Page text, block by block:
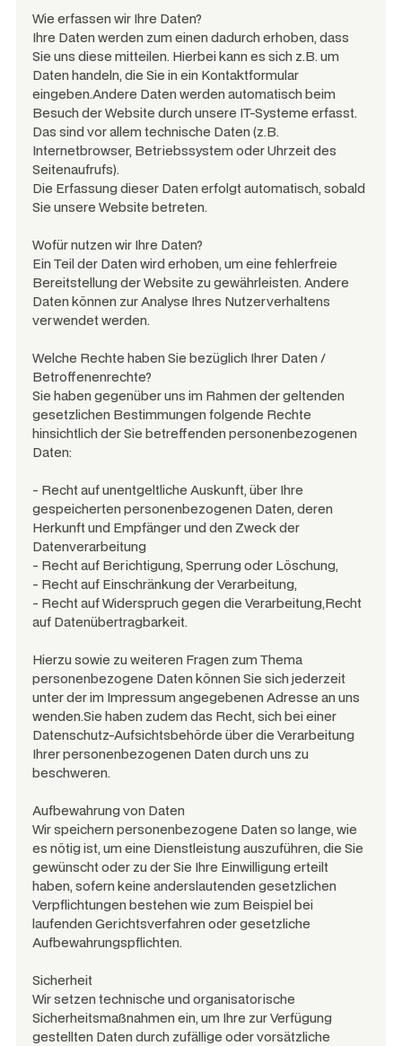
Wie erfassen wir Ihre Daten?
Ihre Daten werden zum einen dadurch erhoben, dass
Sie uns diese mitteilen. Hierbei kann es sich z.B. um
Daten handeln, die Sie in ein Kontaktformular
eingeben.Andere Daten werden automatisch beim
Besuch der Website durch unsere IT-Systeme erfasst.
Das sind vor allem technische Daten (z.B.
Internetbrowser, Betriebssystem oder Uhrzeit des
Seitenaufrufs).
Die Erfassung dieser Daten erfolgt automatisch, sobald
Sie unsere Website betreten.
Wofür nutzen wir Ihre Daten?
Ein Teil der Daten wird erhoben, um eine fehlerfreie
Bereitstellung der Website zu gewährleisten. Andere
Daten können zur Analyse Ihres Nutzerverhaltens
verwendet werden.
Welche Rechte haben Sie bezüglich Ihrer Daten /
Betroffenenrechte?
Sie haben gegenüber uns im Rahmen der geltenden
gesetzlichen Bestimmungen folgende Rechte
hinsichtlich der Sie betreffenden personenbezogenen
Daten:
- Recht auf unentgeltliche Auskunft, über Ihre
gespeicherten personenbezogenen Daten, deren
Herkunft und Empfänger und den Zweck der
Datenverarbeitung
- Recht auf Berichtigung, Sperrung oder Löschung,
- Recht auf Einschränkung der Verarbeitung,
- Recht auf Widerspruch gegen die Verarbeitung,Recht
auf Datenübertragbarkeit.
Hierzu sowie zu weiteren Fragen zum Thema
personenbezogene Daten können Sie sich jederzeit
unter der im Impressum angegebenen Adresse an uns
wenden.Sie haben zudem das Recht, sich bei einer
Datenschutz-Aufsichtsbehörde über die Verarbeitung
Ihrer personenbezogenen Daten durch uns zu
beschweren.
Aufbewahrung von Daten
Wir speichern personenbezogene Daten so lange, wie
es nötig ist, um eine Dienstleistung auszuführen, die Sie
gewünscht oder zu der Sie Ihre Einwilligung erteilt
haben, sofern keine anderslautenden gesetzlichen
Verpflichtungen bestehen wie zum Beispiel bei
laufenden Gerichtsverfahren oder gesetzliche
Aufbewahrungspflichten.
Sicherheit
Wir setzen technische und organisatorische
Sicherheitsmaßnahmen ein, um Ihre zur Verfügung
gestellten Daten durch zufällige oder vorsätzliche